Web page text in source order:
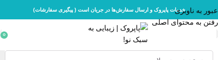
عبور به ناوبری
رفتن به محتوای اصلی
خدمات پاپروک و ارسال سفارش‌ها در جریان است ( پیگیری سفارشات)
0